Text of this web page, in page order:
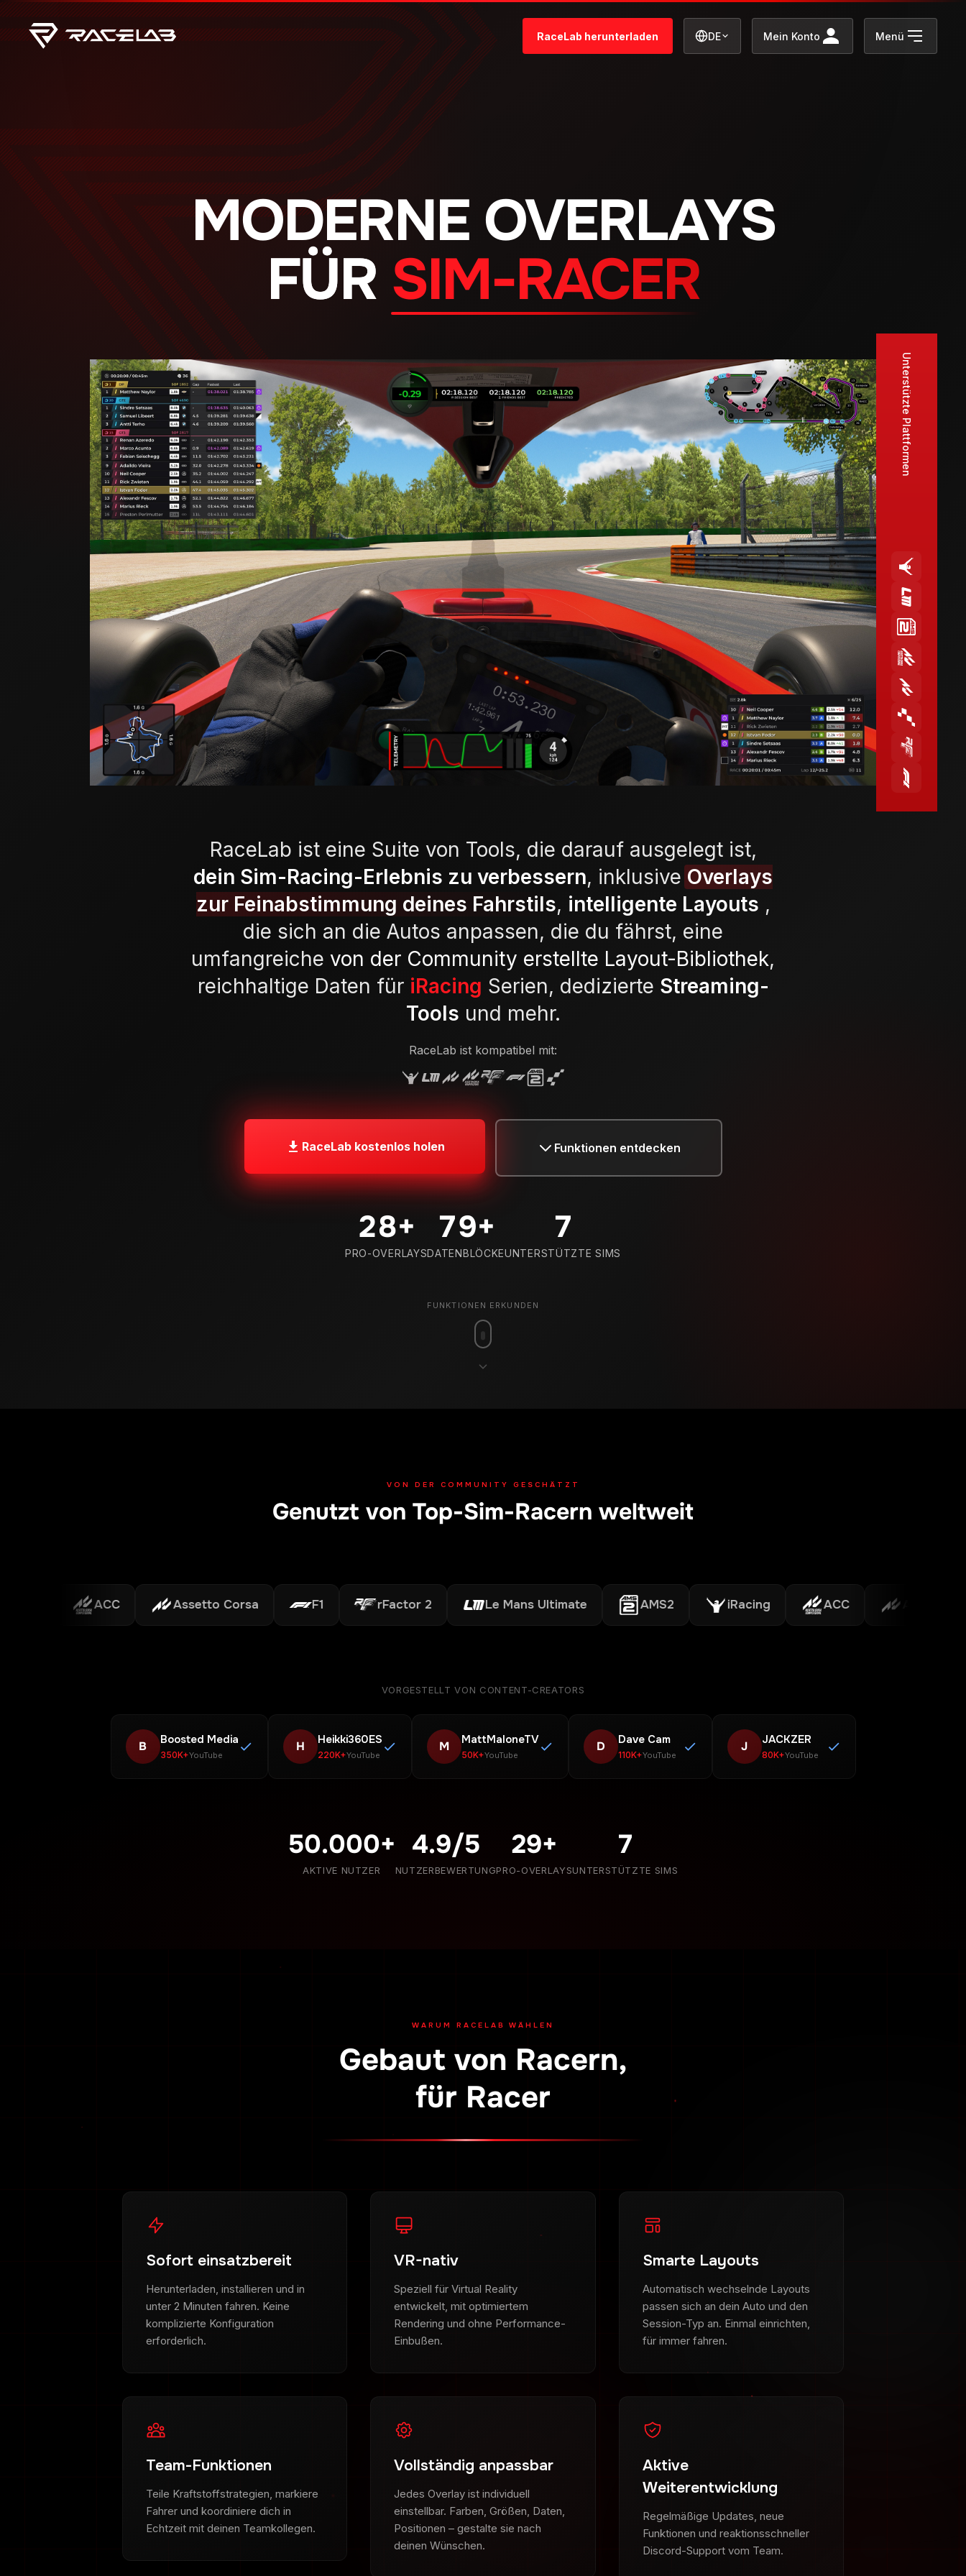
RaceLab herunterladen DE Mein Konto Menü
MODERNE OVERLAYS
FÜR SIM-RACER
Unterstützte Plattformen
RaceLab ist eine Suite von Tools, die darauf ausgelegt ist,
dein Sim-Racing-Erlebnis zu verbessern, inklusive Overlays
zur Feinabstimmung deines Fahrstils, intelligente Layouts ,
die sich an die Autos anpassen, die du fährst, eine
umfangreiche von der Community erstellte Layout-Bibliothek,
reichhaltige Daten für iRacing Serien, dedizierte Streaming-
Tools und mehr.
RaceLab ist kompatibel mit:
RaceLab kostenlos holen Funktionen entdecken
29+
PRO-OVERLAYS
80+
DATENBLÖCKE
7
UNTERSTÜTZTE SIMS
FUNKTIONEN ERKUNDEN
VON DER COMMUNITY GESCHÄTZT
Genutzt von Top-Sim-Racern weltweit
ACC Assetto Corsa rFactor 2 Le Mans Ultimate AMS2 iRacing ACC Assetto Corsa
VORGESTELLT VON CONTENT-CREATORS
B Boosted Media
350K+YouTube
H Heikki360ES
220K+YouTube
M MattMaloneTV
50K+YouTube
D Dave Cam
110K+YouTube
J JACKZER
80K+YouTube
50.000+
AKTIVE NUTZER
4.9/5
NUTZERBEWERTUNG
29+
PRO-OVERLAYS
7
UNTERSTÜTZTE SIMS
WARUM RACELAB WÄHLEN
Gebaut von Racern,
für Racer
Sofort einsatzbereit
Herunterladen, installieren und in
unter 2 Minuten fahren. Keine
komplizierte Konfiguration
erforderlich.
VR-nativ
Speziell für Virtual Reality
entwickelt, mit optimiertem
Rendering und ohne Performance-
Einbußen.
Smarte Layouts
Automatisch wechselnde Layouts
passen sich an dein Auto und den
Session-Typ an. Einmal einrichten,
für immer fahren.
Team-Funktionen
Teile Kraftstoffstrategien, markiere
Fahrer und koordiniere dich in
Echtzeit mit deinen Teamkollegen.
Vollständig anpassbar
Jedes Overlay ist individuell
einstellbar. Farben, Größen, Daten,
Positionen – gestalte sie nach
deinen Wünschen.
Aktive
Weiterentwicklung
Regelmäßige Updates, neue
Funktionen und reaktionsschneller
Discord-Support vom Team.